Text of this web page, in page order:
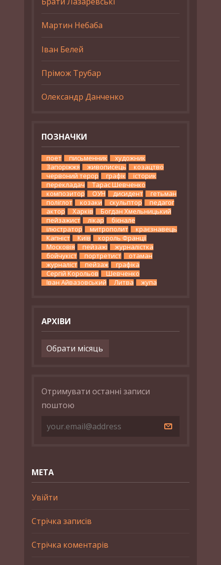
Мартин Небаба
Іван Белей
Прімож Трубар
Олександр Данченко
ПОЗНАЧКИ
поет письменник
художник
Запоріжжя
живописець
козацтво
червоний терор
графік
історик
перекладач
Тарас Шевченко
композитор
ОУН дисидент
гетьман
поліглот
козаки скульптор
педагог
актор
Харків
Богдан Хмельницький
пейзажист
лікар
бієнале
ілюстратор
митрополит
краєзнавець
Капніст
Київ
король Франції
Московія
пейзажі
журналістка
бойчукіст
портретист
отаман
журналіст
пейзаж
графіка
Сергій Корольов
Шевченко
Іван Айвазовський
Литва жупа
АРХІВИ
Архіви
Отримувати останні записи
поштою
МЕТА
Увійти
Стрічка записів
Стрічка коментарів